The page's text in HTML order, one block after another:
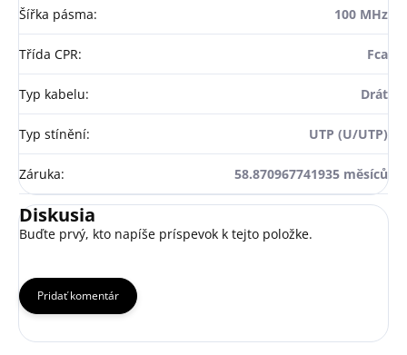
Šířka pásma: 100 MHz
Třída CPR: Fca
Typ kabelu: Drát
Typ stínění: UTP (U/UTP)
Záruka: 58.870967741935 měsíců
Diskusia
Buďte prvý, kto napíše príspevok k tejto položke.
Pridať komentár